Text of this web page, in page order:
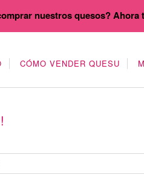
CÓMO VENDER QUESU
nuestros quesos? Ahora